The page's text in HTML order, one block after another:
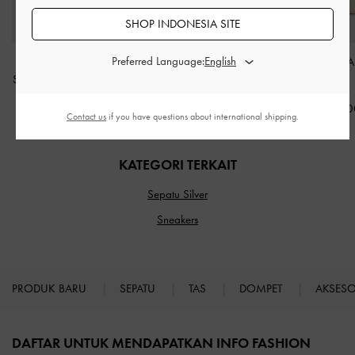
Tas Bowling Corduroy
Sianna Mini
Tas Tote Chain Delfina
Dompet Kecil
KATEGORI TERKAIT
Sepatu Silver
Sneakers
PRODUK BARU SEPATU TAS DOMPET
DAFTAR UNTUK MENDAPATKAN INFO FASHION
SHOP INDONESIA SITE
Preferred Language:
Contact us if you have questions about international shipping.